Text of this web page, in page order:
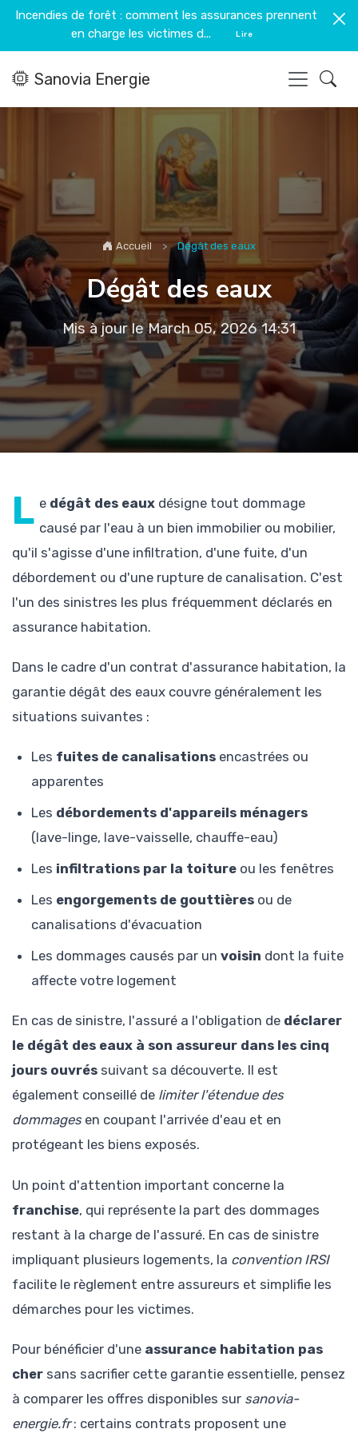
Incendies de forêt : comment les assurances prennent
en charge les victimes d...
Lire
Sanovia Energie
Accueil Dégât des eaux
Dégât des eaux
Mis à jour le March 05, 2026 14:31
L e dégât des eaux désigne tout dommage
causé par l'eau à un bien immobilier ou mobilier,
qu'il s'agisse d'une infiltration, d'une fuite, d'un
débordement ou d'une rupture de canalisation. C'est
l'un des sinistres les plus fréquemment déclarés en
assurance habitation.
Dans le cadre d'un contrat d'assurance habitation, la
garantie dégât des eaux couvre généralement les
situations suivantes :
Les fuites de canalisations encastrées ou
apparentes
Les débordements d'appareils ménagers
(lave-linge, lave-vaisselle, chauffe-eau)
Les infiltrations par la toiture ou les fenêtres
Les engorgements de gouttières ou de
canalisations d'évacuation
Les dommages causés par un voisin dont la fuite
affecte votre logement
En cas de sinistre, l'assuré a l'obligation de déclarer
le dégât des eaux à son assureur dans les cinq
jours ouvrés suivant sa découverte. Il est
également conseillé de limiter l'étendue des
dommagesen coupant l'arrivée d'eau et en
protégeant les biens exposés.
Un point d'attention important concerne la
franchise, qui représente la part des dommages
restant à la charge de l'assuré. En cas de sinistre
impliquant plusieurs logements, la convention IRSI
facilite le règlement entre assureurs et simplifie les
démarches pour les victimes.
Pour bénéficier d'une assurance habitation pas
cher sans sacrifier cette garantie essentielle, pensez
à comparer les offres disponibles sur sanovia-
energie.fr: certains contrats proposent une